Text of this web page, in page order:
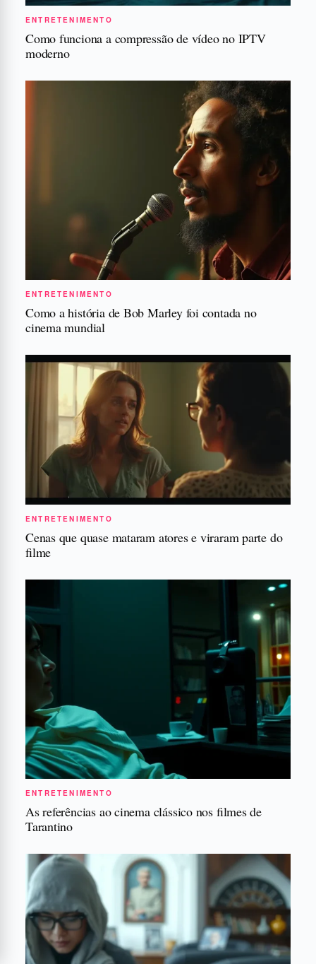
ENTRETENIMENTO
Como funciona a compressão de vídeo no IPTV
moderno
ENTRETENIMENTO
Como a história de Bob Marley foi contada no
cinema mundial
ENTRETENIMENTO
Cenas que quase mataram atores e viraram parte do
filme
ENTRETENIMENTO
As referências ao cinema clássico nos filmes de
Tarantino